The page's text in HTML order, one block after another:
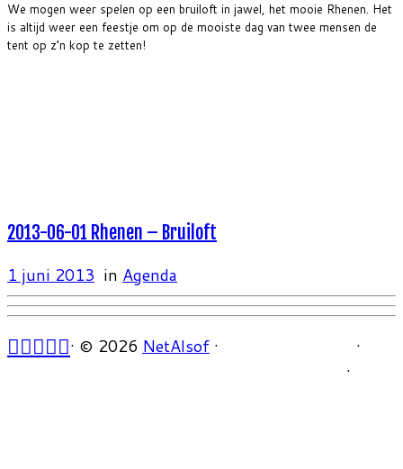
We mogen weer spelen op een bruiloft in jawel, het mooie Rhenen. Het
is altijd weer een feestje om op de mooiste dag van twee mensen de
tent op z’n kop te zetten!
2013-06-01 Rhenen – Bruiloft
1 juni 2013 in Agenda
· © 2026 NetAlsof ·
·
·